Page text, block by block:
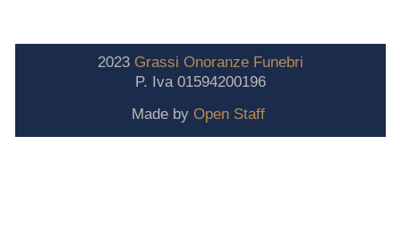
2023 Grassi Onoranze Funebri
P. Iva 01594200196
Made by Open Staff